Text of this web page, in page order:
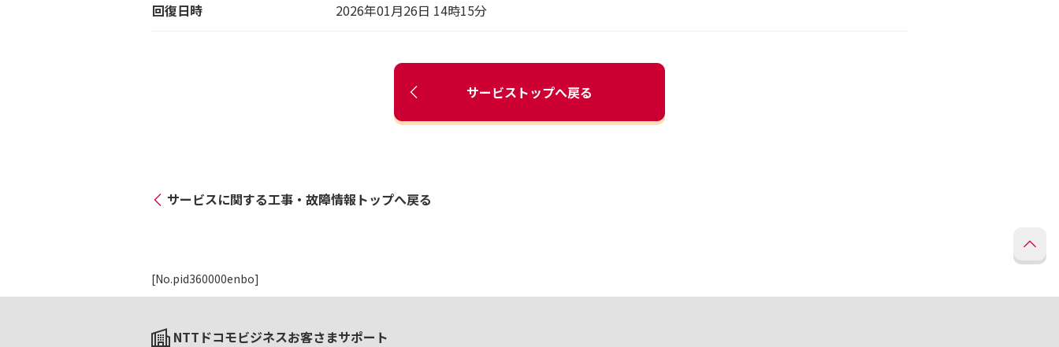
回復日時 2026年01月26日 14時15分
サービストップへ戻る
サービスに関する工事・故障情報トップへ戻る
[No.pid360000enbo]
NTTドコモビジネスお客さまサポート